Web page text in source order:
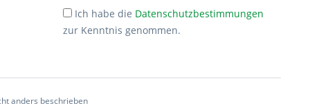
Ich habe die Datenschutzbestimmungen
zur Kenntnis genommen.
anders beschrieben